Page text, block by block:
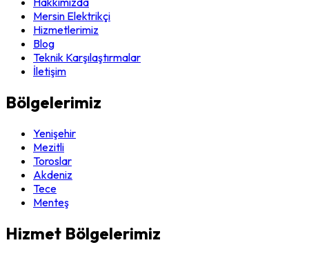
Mersin Elektrikçi
Hizmetlerimiz
Blog
Teknik Karşılaştırmalar
İletişim
Bölgelerimiz
Yenişehir
Mezitli
Toroslar
Akdeniz
Tece
Menteş
Hizmet Bölgelerimiz